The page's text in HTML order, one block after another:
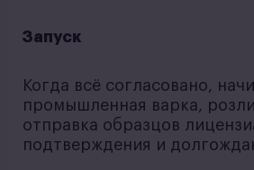
Запуск
Когда всё согласовано,
промышленная варка,
отправка образцов
подтверждения и